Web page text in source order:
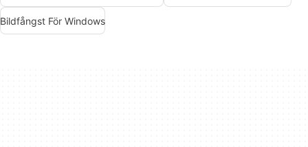
Bildfångst För Windows